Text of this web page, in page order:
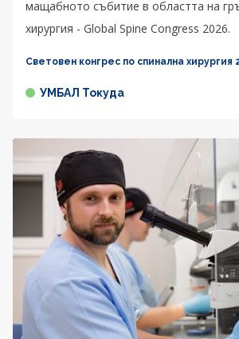
мащабното събитие в областта на
хирургия - Global Spine Congress 2026.
Световен конгрес по спинална хирургия
УМБАЛ Токуда